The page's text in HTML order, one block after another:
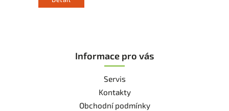
Informace pro vás
Servis
Kontakty
Obchodní podmínky